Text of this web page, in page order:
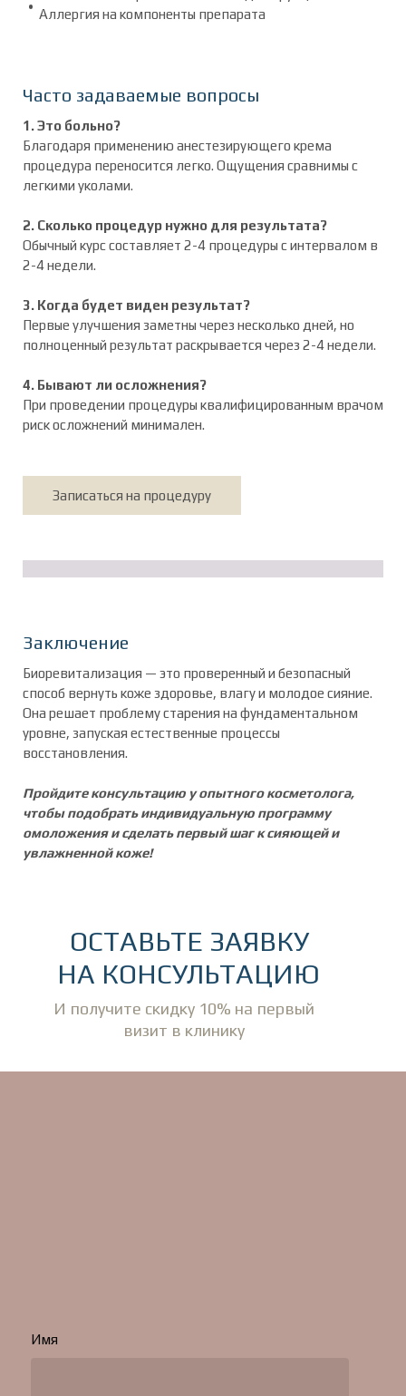
Аллергия на компоненты препарата
Часто задаваемые вопросы
1. Это больно?
Благодаря применению анестезирующего крема
процедура переносится легко. Ощущения сравнимы с
легкими уколами.
2. Сколько процедур нужно для результата?
Обычный курс составляет 2-4 процедуры с интервалом в
2-4 недели.
3. Когда будет виден результат?
Первые улучшения заметны через несколько дней, но
полноценный результат раскрывается через 2-4 недели.
4. Бывают ли осложнения?
При проведении процедуры квалифицированным врачом
риск осложнений минимален.
Записаться на процедуру
Заключение
Биоревитализация — это проверенный и безопасный
способ вернуть коже здоровье, влагу и молодое сияние.
Она решает проблему старения на фундаментальном
уровне, запуская естественные процессы
восстановления.
Пройдите консультацию у опытного косметолога,
чтобы подобрать индивидуальную программу
омоложения и сделать первый шаг к сияющей и
увлажненной коже!
Имя
И получите скидку 10% на первый
визит в клинику
ОСТАВЬТЕ ЗАЯВКУ
НА КОНСУЛЬТАЦИЮ